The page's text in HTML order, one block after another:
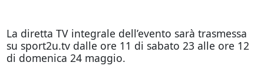
La diretta TV integrale dell’evento sarà trasmessa
su sport2u.tv dalle ore 11 di sabato 23 alle ore 12
di domenica 24 maggio.